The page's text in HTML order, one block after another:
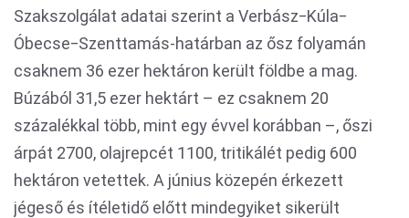
Szakszolgálat adatai szerint a Verbász‒Kúla‒
Óbecse‒Szenttamás-határban az ősz folyamán
csaknem 36 ezer hektáron került földbe a mag.
Búzából 31,5 ezer hektárt – ez csaknem 20
százalékkal több, mint egy évvel korábban –, őszi
árpát 2700, olajrepcét 1100, tritikálét pedig 600
hektáron vetettek. A június közepén érkezett
jégeső és ítéletidő előtt mindegyiket sikerült